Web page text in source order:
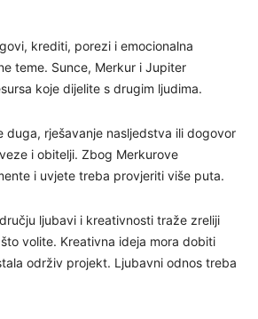
krediti, porezi i emocionalna
teme. Sunce, Merkur i Jupiter
koje dijelite s drugim ljudima.
duga, rješavanje nasljedstva ili dogovor
i obitelji. Zbog Merkurove
i uvjete treba provjeriti više puta.
ljubavi i kreativnosti traže zreliji
volite. Kreativna ideja mora dobiti
održiv projekt. Ljubavni odnos treba